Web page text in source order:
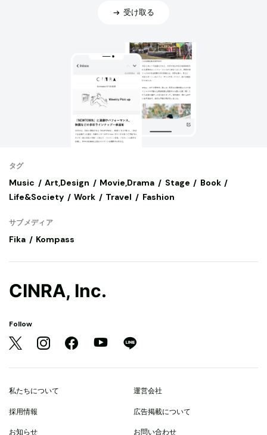
受け取る
タグ
Music Art,Design Movie,Drama Stage
Book
Life&Society
Work Travel Fashion
サブメディア
Fika Kompass
CINRA, Inc.
Follow
私たちについて 運営会社
採用情報 広告掲載について
お知らせ お問い合わせ